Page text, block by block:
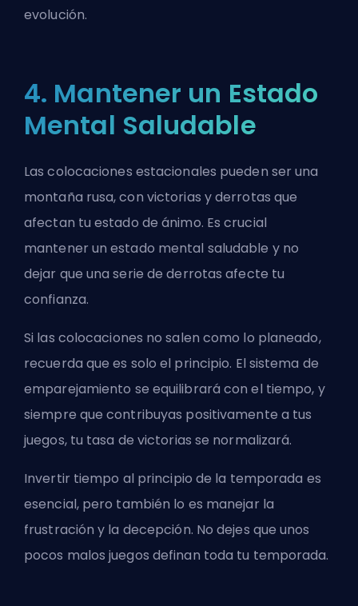
evolución.
4. Mantener un Estado
Mental Saludable
Lascolocaciones estacionales pueden ser una
montaña rusa, con victorias y derrotas que
afectan tu estado de ánimo. Es crucial
mantener un estado mental saludable y no
dejar que una serie de derrotas afecte tu
confianza.
Si las colocaciones no salen como lo planeado,
recuerda que es solo el principio. El sistema de
emparejamiento se equilibrará con el tiempo, y
siempre que contribuyas positivamente a tus
juegos, tu tasa de victorias se normalizará.
Invertir tiempo al principio de la temporada es
esencial, pero también lo es manejar la
frustración y la decepción. No dejes que unos
pocos malos juegos definan toda tu temporada.